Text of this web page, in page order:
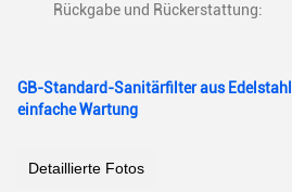
Rückgabe und Rückerstattung:
GB-Standard-Sanitärfilter aus
einfache Wartung
Detaillierte Fotos